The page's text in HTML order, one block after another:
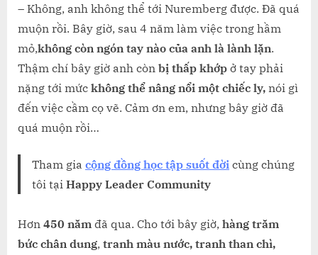
– Không, anh không thể tới Nuremberg được. Đã quá
muộn rồi. Bây giờ, sau 4 năm làm việc trong hầm
mỏ,không còn ngón tay nào của anh là lành lặn.
Thậm chí bây giờ anh còn bị thấp khớp ở tay phải
nặng tới mức không thể nâng nổi một chiếc ly, nói gì
đến việc cầm cọ vẽ. Cảm ơn em, nhưng bây giờ đã
quá muộn rồi…
Tham gia cộng đồng học tập suốt đời cùng chúng
tôi tại Happy Leader Community
Hơn 450 năm đã qua. Cho tới bây giờ, hàng trăm
bức chân dung, tranh màu nước, tranh than chì,